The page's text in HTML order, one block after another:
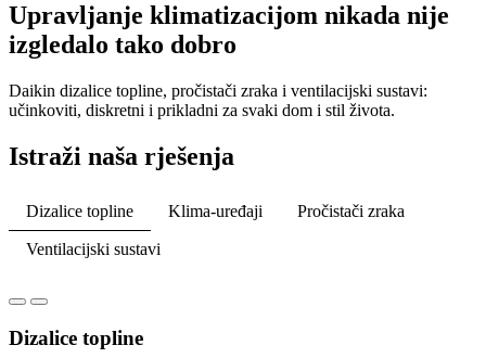
Upravljanje klimatizacijom nikada nije
izgledalo tako dobro
Daikin dizalice topline, pročistači zraka i ventilacijski sustavi:
učinkoviti, diskretni i prikladni za svaki dom i stil života.
Istraži naša rješenja
Dizalice topline Klima-uređaji Pročistači zraka
Ventilacijski sustavi
Dizalice topline